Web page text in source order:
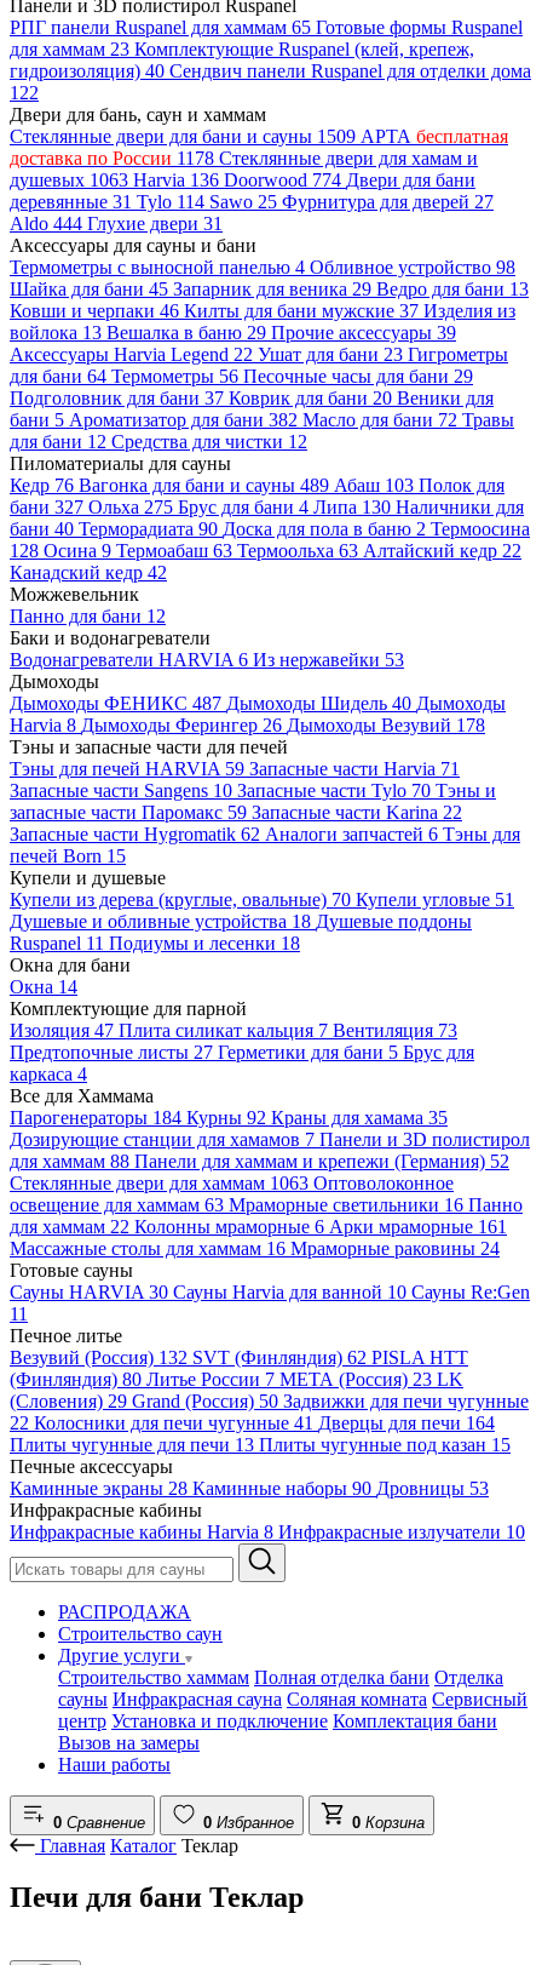
Панели и 3D полистирол Ruspanel
РПГ панели Ruspanel для хаммам 65 Готовые формы Ruspanel
для хаммам 23 Комплектующие Ruspanel (клей, крепеж,
гидроизоляция) 40 Сендвич панели Ruspanel для отделки дома
122
Двери для бань, саун и хаммам
Стеклянные двери для бани и сауны 1509 АРТА бесплатная
доставка по России 1178 Стеклянные двери для хамам и
душевых 1063 Harvia 136 Doorwood 774 Двери для бани
деревянные 31 Tylo 114 Sawo 25 Фурнитура для дверей 27
Aldo 444 Глухие двери 31
Аксессуары для сауны и бани
Термометры с выносной панелью 4 Обливное устройство 98
Шайка для бани 45 Запарник для веника 29 Ведро для бани 13
Ковши и черпаки 46 Килты для бани мужские 37 Изделия из
войлока 13 Вешалка в баню 29 Прочие аксессуары 39
Аксессуары Harvia Legend 22 Ушат для бани 23 Гигрометры
для бани 64 Термометры 56 Песочные часы для бани 29
Подголовник для бани 37 Коврик для бани 20 Веники для
бани 5 Ароматизатор для бани 382 Масло для бани 72 Травы
для бани 12 Средства для чистки 12
Пиломатериалы для сауны
Кедр 76 Вагонка для бани и сауны 489 Абаш 103 Полок для
бани 327 Ольха 275 Брус для бани 4 Липа 130 Наличники для
бани 40 Терморадиата 90 Доска для пола в баню 2 Термоосина
128 Осина 9 Термоабаш 63 Термоольха 63 Алтайский кедр 22
Канадский кедр 42
Можжевельник
Панно для бани 12
Баки и водонагреватели
Водонагреватели HARVIA 6 Из нержавейки 53
Дымоходы
Дымоходы ФЕНИКС 487 Дымоходы Шидель 40 Дымоходы
Harvia 8 Дымоходы Ферингер 26 Дымоходы Везувий 178
Тэны и запасные части для печей
Тэны для печей HARVIA 59 Запасные части Harvia 71
Запасные части Sangens 10 Запасные части Tylo 70 Тэны и
запасные части Паромакс 59 Запасные части Karina 22
Запасные части Hygromatik 62 Аналоги запчастей 6 Тэны для
печей Born 15
Купели и душевые
Купели из дерева (круглые, овальные) 70 Купели угловые 51
Душевые и обливные устройства 18 Душевые поддоны
Ruspanel 11 Подиумы и лесенки 18
Окна для бани
Окна 14
Комплектующие для парной
Изоляция 47 Плита силикат кальция 7 Вентиляция 73
Предтопочные листы 27 Герметики для бани 5 Брус для
каркаса 4
Все для Хаммама
Парогенераторы 184 Курны 92 Краны для хамама 35
Дозирующие станции для хамамов 7 Панели и 3D полистирол
для хаммам 88 Панели для хаммам и крепежи (Германия) 52
Стеклянные двери для хаммам 1063 Оптоволоконное
освещение для хаммам 63 Мраморные светильники 16 Панно
для хаммам 22 Колонны мраморные 6 Арки мраморные 161
Массажные столы для хаммам 16 Мраморные раковины 24
Готовые сауны
Сауны HARVIA 30 Сауны Harvia для ванной 10 Сауны Re:Gen
11
Печное литье
Везувий (Россия) 132 SVT (Финляндия) 62 PISLA HTT
(Финляндия) 80 Литье России 7 МЕТА (Россия) 23 LK
(Словения) 29 Grand (Россия) 50 Задвижки для печи чугунные
22 Колосники для печи чугунные 41 Дверцы для печи 164
Плиты чугунные для печи 13 Плиты чугунные под казан 15
Печные аксессуары
Каминные экраны 28 Каминные наборы 90 Дровницы 53
Инфракрасные кабины
Инфракрасные кабины Harvia 8 Инфракрасные излучатели 10
РАСПРОДАЖА
Строительство саун
Другие услуги
Строительство хаммам Полная отделка бани Отделка
сауны Инфракрасная сауна Соляная комната Сервисный
центр Установка и подключение Комплектация бани
Вызов на замеры
Наши работы
0 Сравнение 0 Избранное 0 Корзина
Главная Каталог Теклар
Печи для бани Теклар